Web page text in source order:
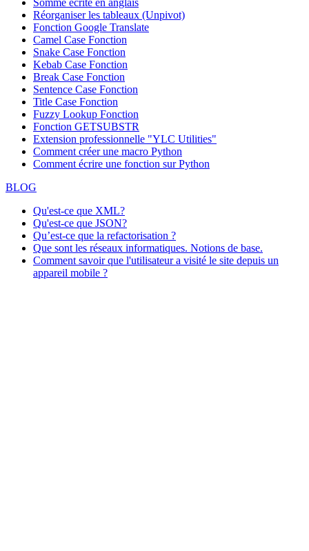
Réorganiser les tableaux (Unpivot)
Fonction Google Translate
Camel Case Fonction
Snake Case Fonction
Kebab Case Fonction
Break Case Fonction
Sentence Case Fonction
Title Case Fonction
Fuzzy Lookup Fonction
Fonction GETSUBSTR
Extension professionnelle "YLC Utilities"
Comment créer une macro Python
Comment écrire une fonction sur Python
BLOG
Qu'est-ce que XML?
Qu'est-ce que JSON?
Qu’est-ce que la refactorisation ?
Que sont les réseaux informatiques. Notions de base.
Comment savoir que l'utilisateur a visité le site depuis un
appareil mobile ?